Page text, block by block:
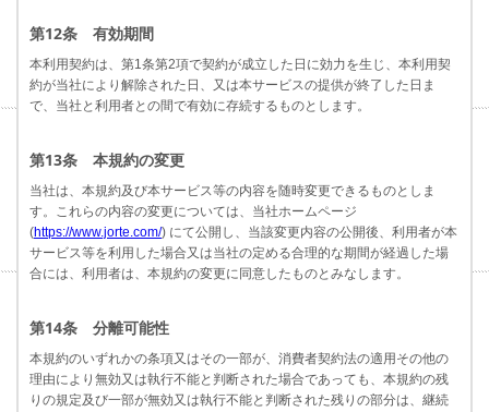
第12条 有効期間
本利用契約は、第1条第2項で契約が成立した日に効力を生じ、本利用契
約が当社により解除された日、又は本サービスの提供が終了した日ま
で、当社と利用者との間で有効に存続するものとします。
第13条 本規約の変更
当社は、本規約及び本サービス等の内容を随時変更できるものとしま
す。これらの内容の変更については、当社ホームページ
(https://www.jorte.com/) にて公開し、当該変更内容の公開後、利用者が本
サービス等を利用した場合又は当社の定める合理的な期間が経過した場
合には、利用者は、本規約の変更に同意したものとみなします。
第14条 分離可能性
本規約のいずれかの条項又はその一部が、消費者契約法の適用その他の
理由により無効又は執行不能と判断された場合であっても、本規約の残
りの規定及び一部が無効又は執行不能と判断された残りの部分は、継続